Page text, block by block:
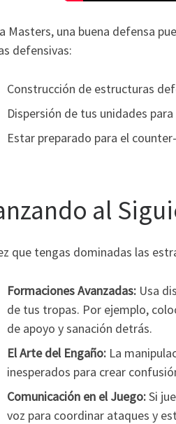
Masters, una buena defensa
defensivas:
Construcción de estructuras
Dispersión de tus unidades
Estar preparado para el
al
que tengas dominadas las
Formaciones Avanzadas: Usa
de tus tropas. Por ejemplo,
de apoyo y sanación detrás.
El Arte del Engaño: La
inesperados para crear
Comunicación en el Juego:Si
voz para coordinar ataques y